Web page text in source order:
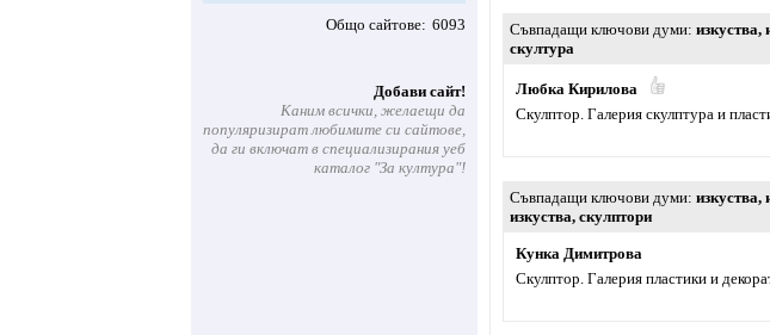
Общо сайтове 6093
Добави сайт!
Каним всички, желаещи да
популяризират любимите си сайтове,
да ги включат в специализирания уеб
каталог "За култура"!
Съвпадащи ключови думи изкуства,
скултура
Любка Кирилова
Скулптор. Галерия скулптура и
Съвпадащи ключови думи изкуства,
изкуства, скулптори
Кунка Димитрова
Скулптор. Галерия пластики и